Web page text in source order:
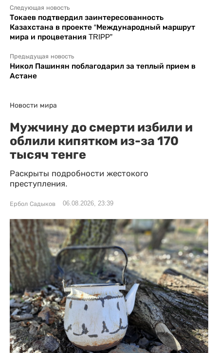
Следующая новость
Токаев подтвердил заинтересованность
Казахстана в проекте “Международный маршрут
мира и процветания TRIPP”
Предыдущая новость
Никол Пашинян поблагодарил за теплый прием в
Астане
Новости мира
Мужчину до смерти избили и
облили кипятком из-за 170
тысяч тенге
Раскрыты подробности жестокого
преступления.
Ербол Садыков 06.08.2026, 23:39